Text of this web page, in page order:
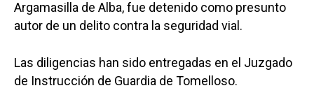
Argamasilla de Alba, fue detenido como presunto
autor de un delito contra la seguridad vial.
Las diligencias han sido entregadas en el Juzgado
de Instrucción de Guardia de Tomelloso.